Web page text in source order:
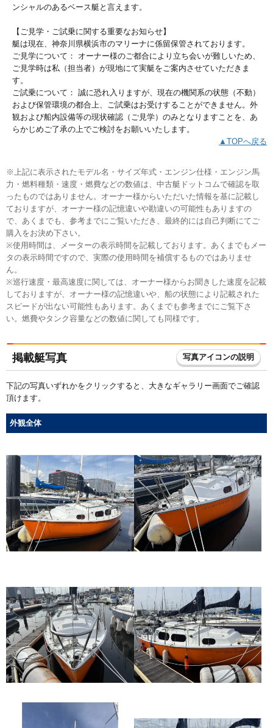
ンシャルのあるベース艇と言えます。
【ご見学・ご試乗に関する重要なお知らせ】
艇は現在、神奈川県横浜市のマリーナに係留保管されております。
ご見学について： オーナー様のご都合により立ち会いが難しいため、
ご見学時は私（担当者）が現地にて実艇をご案内させていただきま
す。
ご試乗について： 誠に恐れ入りますが、現在の機関系の状態（不動）
および保管環境の都合上、ご試乗はお受けすることができません。外
観および船内設備等の現状確認（ご見学）のみとなりますことを、あ
らかじめご了承の上でご検討をお願いいたします。
▲TOPへ戻る
※上記に表示されたモデル名・サイズ年式・エンジン仕様・エンジン馬
力・燃料種類・速度・燃費などの数値は、中古艇ドットコムで確認を取
ったものではありません。オーナー様からいただいた情報を基に記載し
ておりますが、オーナー様の記憶違いや勘違いの可能性もありますの
で、あくまでも、参考までにご覧いただき、最終的には自己判断にてご
購入をお決め下さい。
※使用時間は、メーターの表示時間を記載しております。あくまでもメー
タの表示時間ですので、実際の使用時間を補償するものではありませ
ん。
※巡行速度・最高速度に関しては、オーナー様からお聞きした速度を記載
しておりますが、オーナー様の記憶違いや、船の状態により記載された
スピードが出ない可能性もあります。あくまでも参考までにご覧下さ
い。燃費やタンク容量などの数値に関しても同様です。
掲載艇写真 写真アイコンの説明
下記の写真いずれかをクリックすると、大きなギャラリー画面でご確認
頂けます。
外観全体